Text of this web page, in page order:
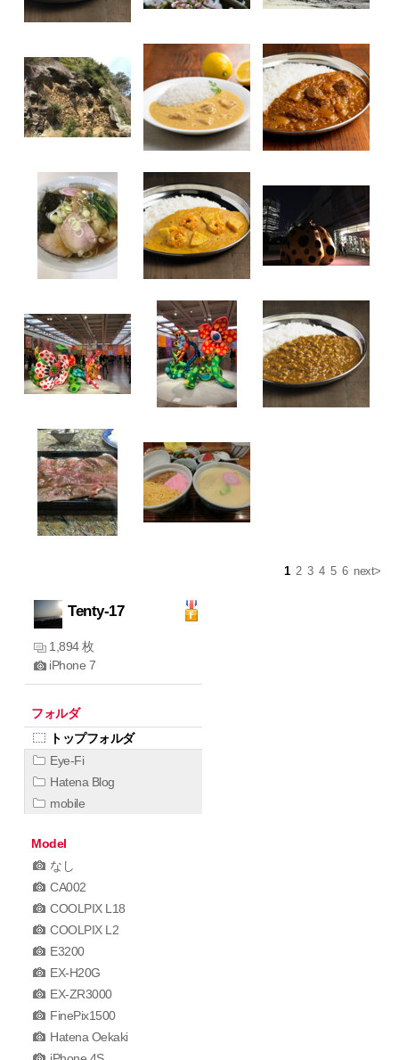
1 2 3 4 5 6 next>
Tenty-17
1,894 枚
iPhone 7
フォルダ
トップフォルダ
Eye-Fi
Hatena Blog
mobile
Model
なし
CA002
COOLPIX L18
COOLPIX L2
E3200
EX-H20G
EX-ZR3000
FinePix1500
Hatena Oekaki